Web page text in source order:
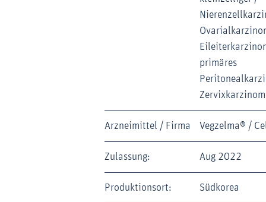
primäres
Zervixkarzinom
Arzneimittel / Firma Vegzelma® /
Zulassung: Aug 2022
Produktionsort: Südkorea